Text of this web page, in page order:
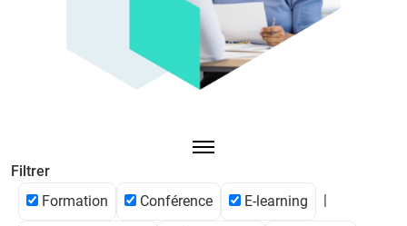
Toggle navigation
Filtrer
Formation
Conférence E-learning |